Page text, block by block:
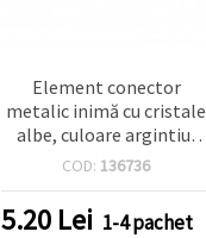
Element conector
metalic inimă cu cristale
albe, culoare argintiu,
20x16x4 mm, orificiu 1,5
bijuterii handmade
COD: 136736
5.20Lei 1-4 pachet